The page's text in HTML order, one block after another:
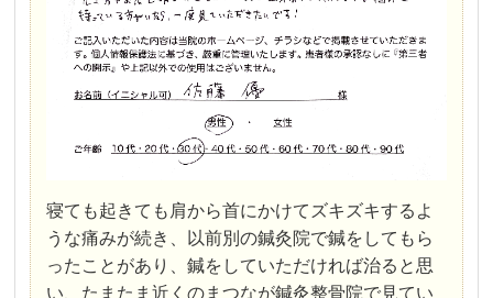
寝ても起きても肩から首にかけてズキズキするよ
うな痛みが続き、以前別の鍼灸院で鍼をしてもら
ったことがあり、鍼をしていただければ治ると思
い、たまたま近くのまつなが鍼灸整骨院で見てい